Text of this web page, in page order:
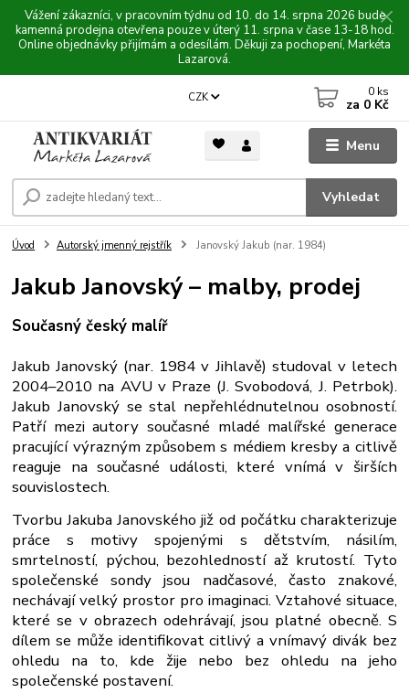
Vážení zákazníci, v pracovním týdnu od 10. do 14. srpna 2026 bude
kamenná prodejna otevřena pouze v úterý 11. srpna v čase 13-18 hod.
Online objednávky přijímám a odesílám. Děkuji za pochopení, Markéta
Lazarová.
Menu
CZK
Vyhledat
0 ks
za 0 Kč
Úvod Autorský jmenný rejstřík Janovský Jakub (nar. 1984)
Jakub Janovský – malby, prodej
Současný český malíř
Jakub Janovský (nar. 1984 v Jihlavě) studoval v letech
2004–2010 na AVU v Praze (J. Svobodová, J. Petrbok).
Jakub Janovský se stal nepřehlédnutelnou osobností.
Patří mezi autory současné mladé malířské generace
pracující výrazným způsobem s médiem kresby a citlivě
reaguje na současné události, které vnímá v širších
souvislostech.
Tvorbu Jakuba Janovského již od počátku charakterizuje
práce s motivy spojenými s dětstvím, násilím,
smrtelností, pýchou, bezohledností až krutostí. Tyto
společenské sondy jsou nadčasové, často znakové,
nechávají velký prostor pro imaginaci. Vztahové situace,
které se v obrazech odehrávají, jsou platné obecně. S
dílem se může identifikovat citlivý a vnímavý divák bez
ohledu na to, kde žije nebo bez ohledu na jeho
společenské postavení.